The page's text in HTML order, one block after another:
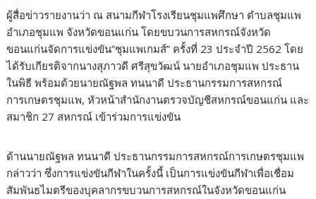
ผู้สื่อข่าวรายงานว่า ณ สนามกีฬาโรงเรียนชุมแพศึกษา ตำบลชุมแพ
อำเภอชุมแพ จังหวัดขอนแก่น โดยขบวนการสหกรณ์จังหวัด
ขอนแก่นจัดการแข่งขัน”ชุมแพเกมส์” ครั้งที่ 23 ประจำปี 2562 โดย
ได้รับเกียรติจากนางสุภาวดี ศรีสุขวัฒน์ นายอำเภอชุมแพ ประธาน
ในพิธี พร้อมด้วยนายณัฐพล ทนนาดี ประธานกรรมการสหกรณ์
การเกษตรชุมแพ, หัวหน้าสำนักงานตรวจบัญชีสหกรณ์ขอนแก่น และ
สมาชิก 27 สหกรณ์ เข้าร่วมการแข่งขัน
ด้านนายณัฐพล ทนนาดี ประธานกรรมการสหกรณ์การเกษตรชุมแพ
กล่าวว่า ซึ่งการแข่งขันกีฬาในครั้งนี้ เป็นการแข่งขันกีฬาเพื่อเชื่อม
สัมพันธไมตรีของบุคลากรขบวนการสหกรณ์ในจังหวัดขอนแก่น